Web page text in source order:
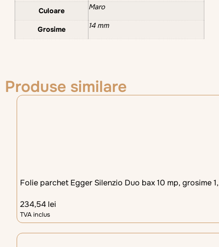
Culoare Maro
Grosime 14 mm
Produse similare
Folie parchet Egger Silenzio Duo bax 10 mp, grosime
234,54 lei
TVA inclus